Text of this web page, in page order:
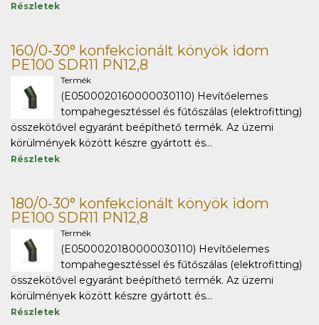
Részletek
160/0-30° konfekcionált könyök idom
PE100 SDR11 PN12,8
Termék
(E0500020160000030110) Hevítőelemes
tompahegesztéssel és fűtőszálas (elektrofitting)
összekötővel egyaránt beépíthető termék. Az üzemi
körülmények között készre gyártott és...
Részletek
180/0-30° konfekcionált könyök idom
PE100 SDR11 PN12,8
Termék
(E0500020180000030110) Hevítőelemes
tompahegesztéssel és fűtőszálas (elektrofitting)
összekötővel egyaránt beépíthető termék. Az üzemi
körülmények között készre gyártott és...
Részletek